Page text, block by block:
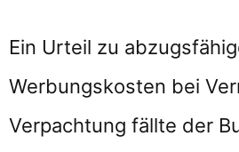
Ein Urteil zu
Werbungskosten bei
Verpachtung fällte der